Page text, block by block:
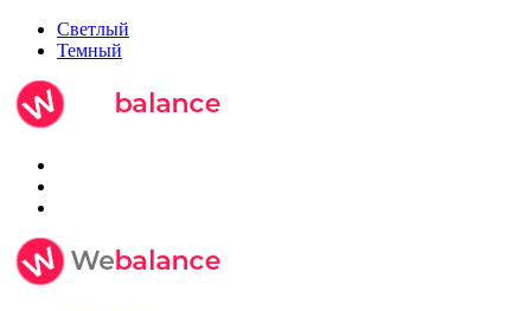
Светлый
Темный